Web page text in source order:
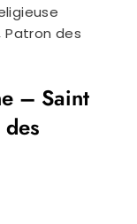
Patron des
– Saint